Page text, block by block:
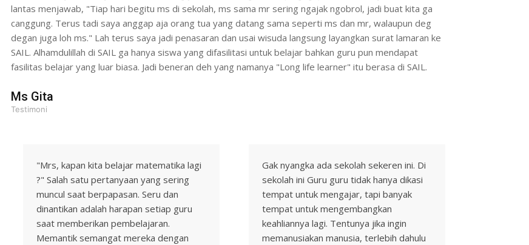
lantas menjawab, "Tiap hari begitu ms di sekolah, ms sama mr sering ngajak ngobrol, jadi buat kita ga
canggung. Terus tadi saya anggap aja orang tua yang datang sama seperti ms dan mr, walaupun deg
degan juga loh ms." Lah terus saya jadi penasaran dan usai wisuda langsung layangkan surat lamaran ke
SAIL. Alhamdulillah di SAIL ga hanya siswa yang difasilitasi untuk belajar bahkan guru pun mendapat
fasilitas belajar yang luar biasa. Jadi beneran deh yang namanya "Long life learner" itu berasa di SAIL.
Ms Gita
Testimoni
"Mrs, kapan kita belajar matematika lagi
?" Salah satu pertanyaan yang sering
muncul saat berpapasan. Seru dan
dinantikan adalah harapan setiap guru
saat memberikan pembelajaran.
Memantik semangat mereka dengan
Gak nyangka ada sekolah sekeren ini. Di
sekolah ini Guru guru tidak hanya dikasi
tempat untuk mengajar, tapi banyak
tempat untuk mengembangkan
keahliannya lagi. Tentunya jika ingin
memanusiakan manusia, terlebih dahulu